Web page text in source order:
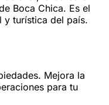
Boca Chica. Es el
y turística del país.
Mejora la
para tu